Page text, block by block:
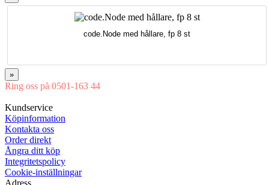
code.Node med hållare, fp 8 st
»
Ring oss på 0501-163 44
Kundservice
Köpinformation
Kontakta oss
Order direkt
Ångra ditt köp
Integritetspolicy
Cookie-inställningar
Adress